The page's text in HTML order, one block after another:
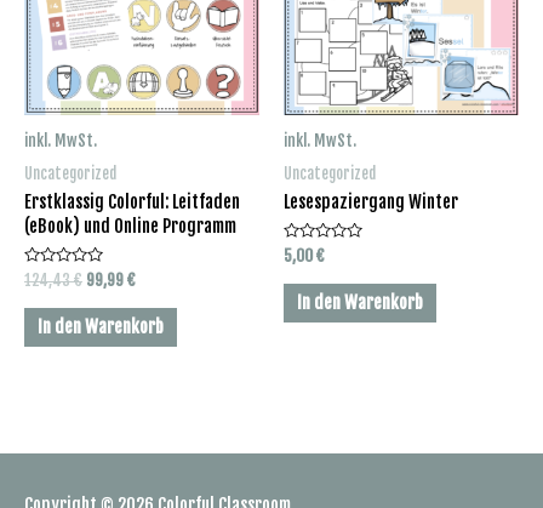
inkl. MwSt.
Uncategorized
Erstklassig Colorful: Leitfaden
(eBook) und Online Programm
Bewertet
mit
0
von
124,43€ Ursprünglicher
war:
99,99€Aktueller
ist:
In den Warenkorb
inkl. MwSt.
Uncategorized
Lesespaziergang Winter
Bewertet
mit
0
von
5,00€
In den Warenkorb